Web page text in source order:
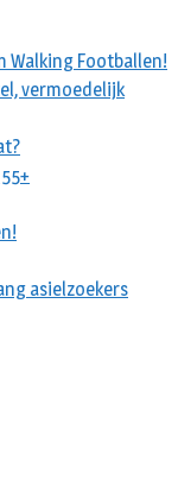
Walking Footballen!
vermoedelijk
asielzoekers